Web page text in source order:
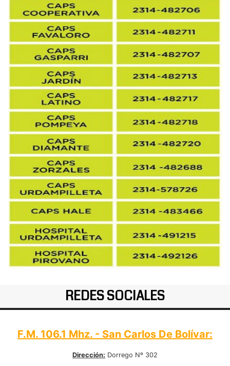
REDES SOCIALES
F.M. 106.1 Mhz. - San Carlos De Bolívar:
Dirección: Dorrego Nº 302